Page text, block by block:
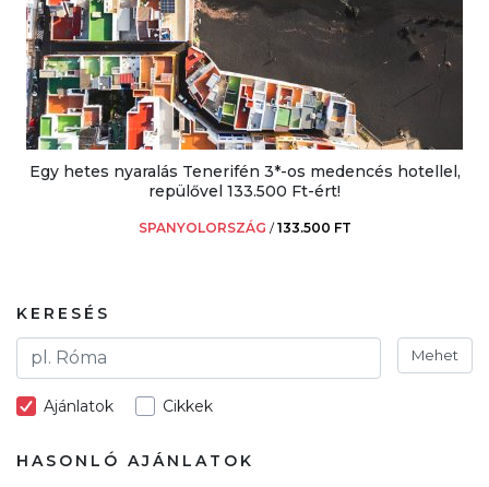
Egy hetes nyaralás Tenerifén 3*-os medencés hotellel,
repülővel 133.500 Ft-ért!
SPANYOLORSZÁG /133.500 FT
KERESÉS
Mehet
Ajánlatok Cikkek
HASONLÓ AJÁNLATOK